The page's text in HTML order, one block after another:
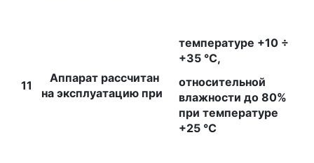
11
Аппарат рассчитан
на эксплуатацию при
температуре +10 ÷
+35 °С,
относительной
влажности до 80%
при температуре
+25 °С